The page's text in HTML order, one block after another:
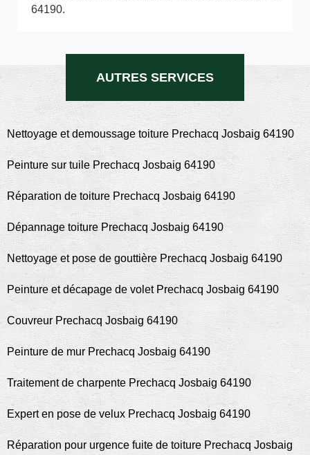
64190.
AUTRES SERVICES
Nettoyage et demoussage toiture Prechacq Josbaig 64190
Peinture sur tuile Prechacq Josbaig 64190
Réparation de toiture Prechacq Josbaig 64190
Dépannage toiture Prechacq Josbaig 64190
Nettoyage et pose de gouttière Prechacq Josbaig 64190
Peinture et décapage de volet Prechacq Josbaig 64190
Couvreur Prechacq Josbaig 64190
Peinture de mur Prechacq Josbaig 64190
Traitement de charpente Prechacq Josbaig 64190
Expert en pose de velux Prechacq Josbaig 64190
Réparation pour urgence fuite de toiture Prechacq Josbaig